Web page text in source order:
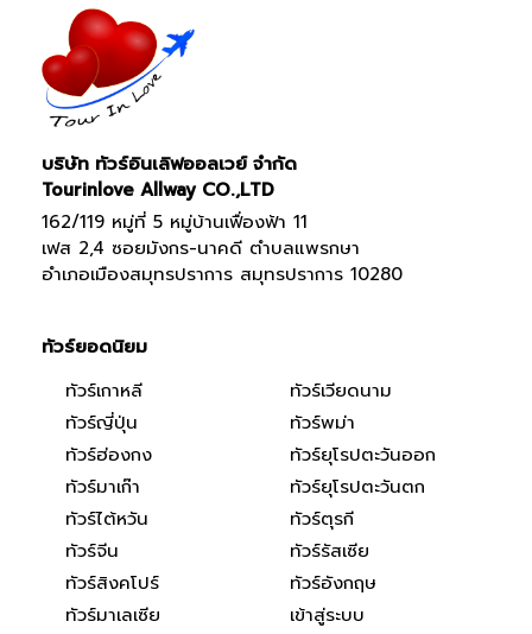
บริษัท ทัวร์อินเลิฟออลเวย์ จำกัด
Tourinlove Allway CO.,LTD
162/119 หมู่ที่ 5 หมู่บ้านเฟื่องฟ้า 11
เฟส 2,4 ซอยมังกร-นาคดี ตำบลแพรกษา
อำเภอเมืองสมุทรปราการ สมุทรปราการ 10280
ทัวร์ยอดนิยม
ทัวร์เกาหลี
ทัวร์ญี่ปุ่น
ทัวร์ฮ่องกง
ทัวร์มาเก๊า
ทัวร์ไต้หวัน
ทัวร์จีน
ทัวร์สิงคโปร์
ทัวร์มาเลเซีย
ทัวร์เวียดนาม
ทัวร์พม่า
ทัวร์ยุโรปตะวันออก
ทัวร์ยุโรปตะวันตก
ทัวร์ตุรกี
ทัวร์รัสเซีย
ทัวร์อังกฤษ
เข้าสู่ระบบ